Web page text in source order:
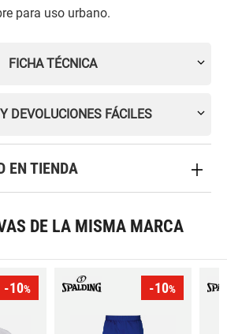
para uso urbano.
FICHA TÉCNICA
DEVOLUCIONES FÁCILES
EN TIENDA
DE LA MISMA MARCA
-10% -10%